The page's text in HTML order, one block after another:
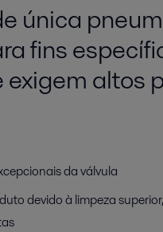
única
fins
exigem altos
da válvula
devido à limpeza